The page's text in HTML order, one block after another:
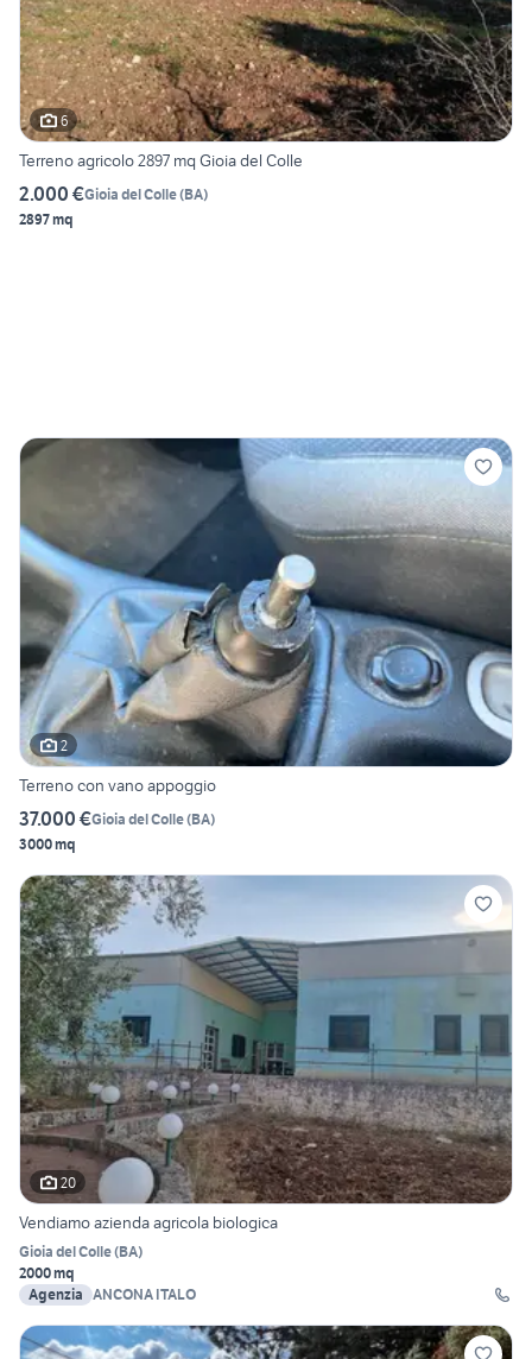
6
Terreno agricolo 2897 mq Gioia del Colle
2.000 €Gioia del Colle(BA)
2897 mq
2
Terreno con vano appoggio
37.000 €Gioia del Colle(BA)
3000 mq
20
Vendiamo azienda agricola biologica
Gioia del Colle(BA)
2000 mq
Agenzia ANCONA ITALO